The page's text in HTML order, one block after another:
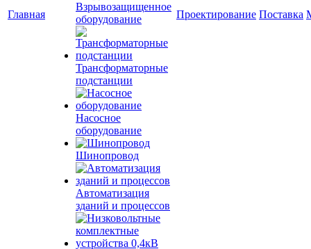
Главная
Взрывозащищенное
оборудование
Трансформаторные
подстанции
Насосное
оборудование
Шинопровод
Автоматизация
зданий и процессов
Проектирование Поставка